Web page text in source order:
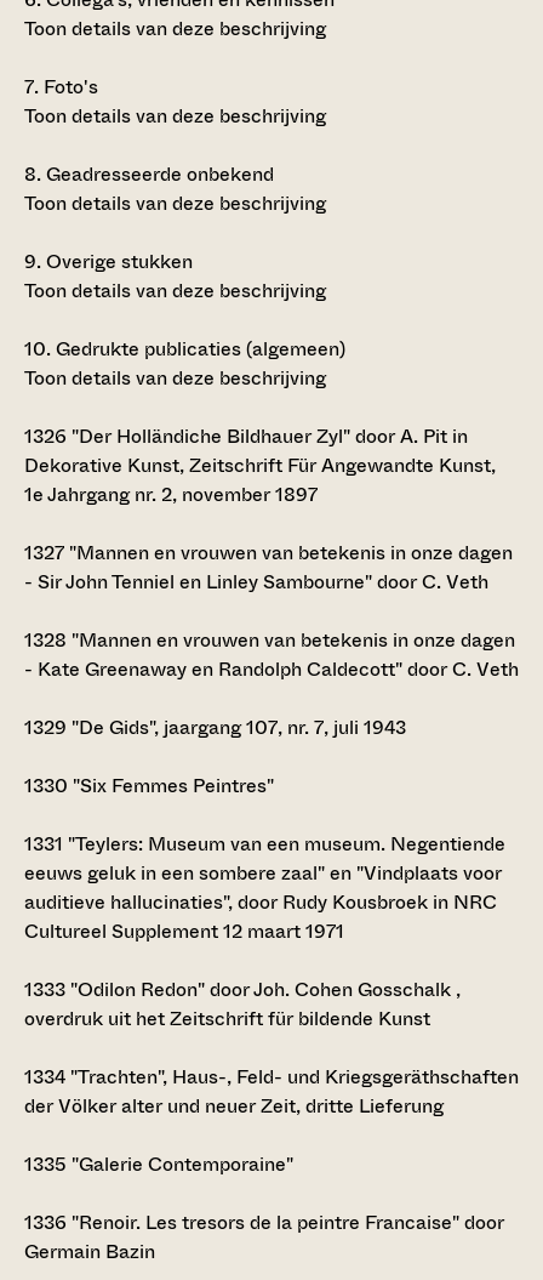
Toon details van deze beschrijving
7. Foto's
Toon details van deze beschrijving
8.Geadresseerde onbekend
Toon details van deze beschrijving
9.Overige stukken
Toon details van deze beschrijving
10.Gedrukte publicaties (algemeen)
Toon details van deze beschrijving
1326 "Der Holländiche Bildhauer Zyl" door A. Pit in
Dekorative Kunst, Zeitschrift Für Angewandte Kunst,
1e Jahrgang nr. 2, november 1897
1327 "Mannen en vrouwen van betekenis in onze dagen
- Sir John Tenniel en Linley Sambourne" door C. Veth
1328 "Mannen en vrouwen van betekenis in onze dagen
- Kate Greenaway en Randolph Caldecott" door C. Veth
1329 "De Gids", jaargang 107, nr. 7, juli 1943
1330 "Six Femmes Peintres"
1331 "Teylers: Museum van een museum. Negentiende
eeuws geluk in een sombere zaal" en "Vindplaats voor
auditieve hallucinaties", door Rudy Kousbroek in NRC
Cultureel Supplement 12 maart 1971
1333 "Odilon Redon" door Joh. Cohen Gosschalk ,
overdruk uit het Zeitschrift für bildende Kunst
1334 "Trachten", Haus-, Feld- und Kriegsgeräthschaften
der Völker alter und neuer Zeit, dritte Lieferung
1335 "Galerie Contemporaine"
1336 "Renoir. Les tresors de la peintre Francaise" door
Germain Bazin